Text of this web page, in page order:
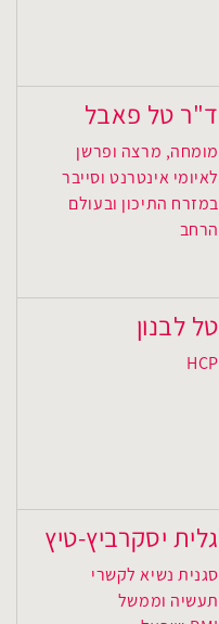
ד"ר טל פאבל
מומחה, מרצה ופרשן
לאיומי אינטרנט וסייבר
במזרח התיכון ובעולם
הרחב
טל לבנון
HCP
גלית יסקרביץ-טיץ
סגנית נשיא לקשרי
תעשיה וממשל